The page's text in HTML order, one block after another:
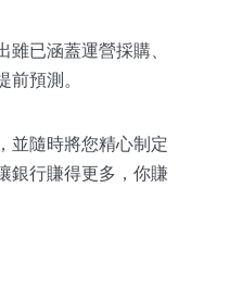
已涵蓋運營採購、
預測。
並隨時將您精心制定
銀行賺得更多，你賺